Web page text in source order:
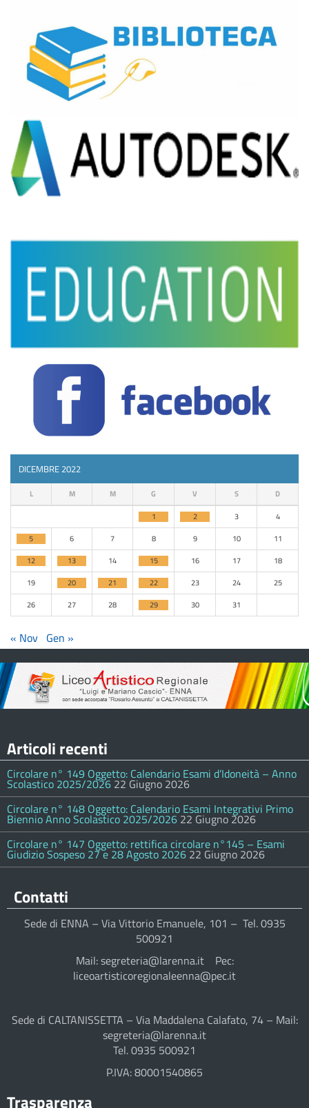
DICEMBRE 2022
L M M G V S D
1 2 3
4
5
6 7 8 9 10
11
12
13 14 15 16 17
18
19
20 21 22 23 24
25
26
27 28 29 30 31
« Nov Gen »
Articoli recenti
Circolare n° 149 Oggetto: Calendario Esami d’Idoneità – Anno
Scolastico 2025/2026 22 Giugno 2026
Circolare n° 148 Oggetto: Calendario Esami Integrativi Primo
Biennio Anno Scolastico 2025/2026 22 Giugno 2026
Circolare n° 147 Oggetto: rettifica circolare n°145 – Esami
Giudizio Sospeso 27 e 28 Agosto 2026 22 Giugno 2026
Contatti
Sede di ENNA – Via Vittorio Emanuele, 101 – Tel. 0935
500921
Mail: segreteria@larenna.it Pec:
liceoartisticoregionaleenna@pec.it
Sede di CALTANISSETTA – Via Maddalena Calafato, 74 – Mail:
segreteria@larenna.it
Tel. 0935 500921
P.IVA: 80001540865
Trasparenza